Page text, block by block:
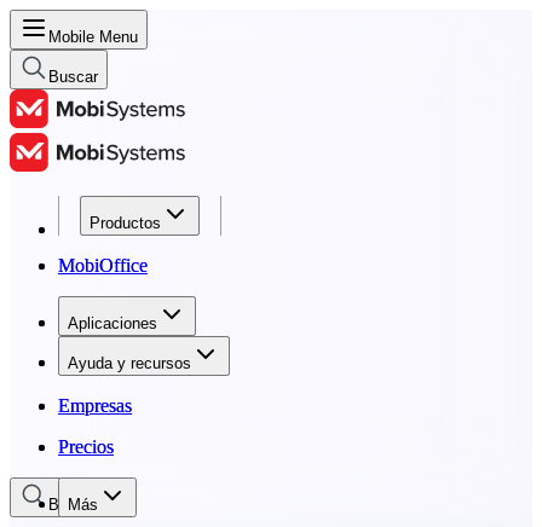
Mobile Menu
Buscar
Productos
MobiOffice
Aplicaciones
Ayuda y recursos
Empresas
Precios
Más
Productos
MobiOffice
Aplicaciones
Ayuda y recursos
Empresas
Precios
Buscar